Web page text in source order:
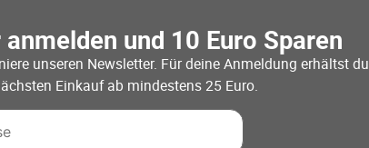
und 10 Euro Sparen
unseren Newsletter. Für deine Anmeldung erhältst du
Einkauf ab mindestens 25 Euro.